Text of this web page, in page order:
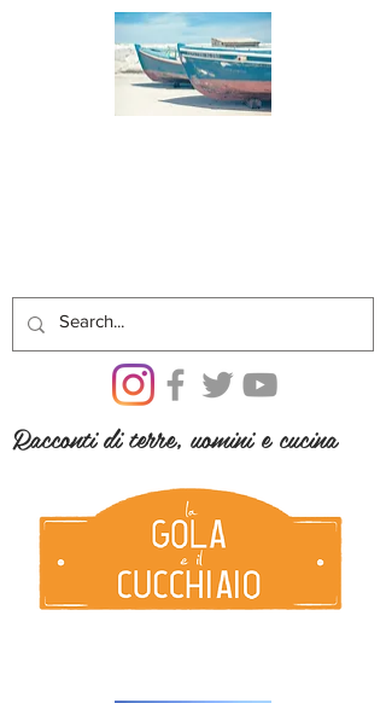
Racconti di terre, uomini e cucina